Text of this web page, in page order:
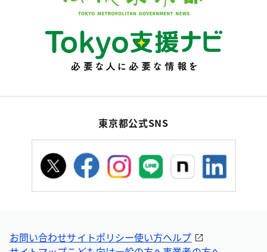
東京都公式SNS
お問い合わせサイトポリシー使い方ヘルプ